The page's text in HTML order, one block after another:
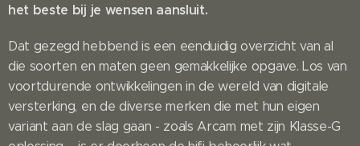
het beste bij je wensen aansluit.
Dat gezegd hebbend is een eenduidig overzicht van al
die soorten en maten geen gemakkelijke opgave. Los van
voortdurende ontwikkelingen in de wereld van digitale
versterking, en de diverse merken die met hun eigen
variant aan de slag gaan - zoals Arcam met zijn Klasse-G